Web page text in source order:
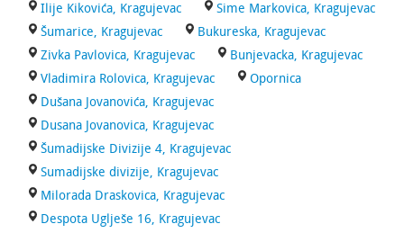
Ilije Kikovića, Kragujevac
Sime Markovica, Kragujevac
Šumarice, Kragujevac
Bukureska, Kragujevac
Zivka Pavlovica, Kragujevac
Bunjevacka, Kragujevac
Vladimira Rolovica, Kragujevac
Opornica
Dušana Jovanovića, Kragujevac
Dusana Jovanovica, Kragujevac
Šumadijske Divizije 4, Kragujevac
Sumadijske divizije, Kragujevac
Milorada Draskovica, Kragujevac
Despota Uglješe 16, Kragujevac